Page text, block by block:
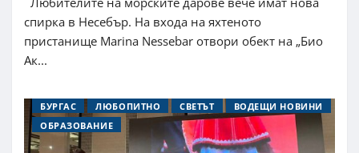
спирка в Несебър. На входа на яхтеното
пристанище Marina Nessebar отвори обект на „Био
Ак...
БУРГАС ЛЮБОПИТНО СВЕТЪТ
ВОДЕЩИ НОВИНИ
ОБРАЗОВАНИЕ